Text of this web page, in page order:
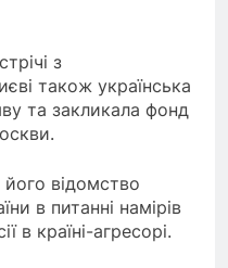
з
також українська
та закликала фонд
відомство
в питанні намірів
в країні-агресорі.